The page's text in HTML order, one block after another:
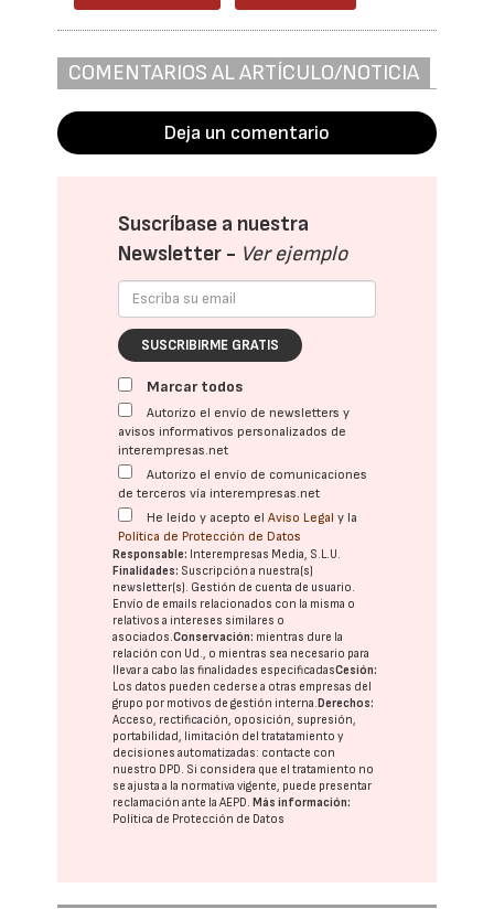
COMENTARIOS AL ARTÍCULO/NOTICIA
Deja un comentario
Suscríbase a nuestra
Newsletter - Ver ejemplo
SUSCRIBIRME GRATIS
Marcar todos
Autorizo el envío de newsletters y
avisos informativos personalizados de
interempresas.net
Autorizo el envío de comunicaciones
de terceros vía interempresas.net
He leído y acepto elAviso Legal y la
Política de Protección de Datos
Responsable: Interempresas Media, S.L.U.
Finalidades: Suscripción a nuestra(s)
newsletter(s). Gestión de cuenta de usuario.
Envío de emails relacionados con la misma o
relativos a intereses similares o
asociados.Conservación: mientras dure la
relación con Ud., o mientras sea necesario para
llevar a cabo las finalidades especificadasCesión:
Los datos pueden cederse a otras empresas del
grupo por motivos de gestión interna.Derechos:
Acceso, rectificación, oposición, supresión,
portabilidad, limitación del tratatamiento y
decisiones automatizadas: contacte con
nuestro DPD. Si considera que el tratamiento no
se ajusta a la normativa vigente, puede presentar
reclamación ante laAEPD.Más información:
Política de Protección de Datos